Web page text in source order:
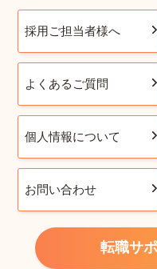
採用ご担当者様へ
よくあるご質問
個人情報について
お問い合わせ
転職サ